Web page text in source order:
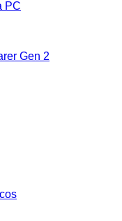
PC
Gen 2